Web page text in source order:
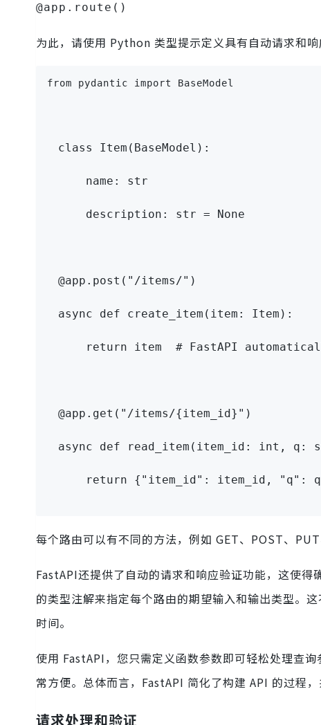
@app.route()
为此，请使用 Python 类型提示定义具有自动请求和响
from pydantic import BaseModel
class Item ( BaseModel ):
    name
: str
    description
: str = None
@app . post( "/items/" )
async def create_item ( item : Item ):
return item # FastAPI
@app . get( "/items/{item_id}" )
async def read_item ( item_id : int , q :
return { "item_id" : item_id , "q" : q
每个路由可以有不同的方法，例如 GET、POST、
FastAPI还提供了自动的请求和响应验证功能，这使
的类型注解来指定每个路由的期望输入和输出类型。
时间。
使用 FastAPI，您只需定义函数参数即可轻松处理查
常方便。总体而言，FastAPI 简化了构建 API 的过程
请求处理和验证